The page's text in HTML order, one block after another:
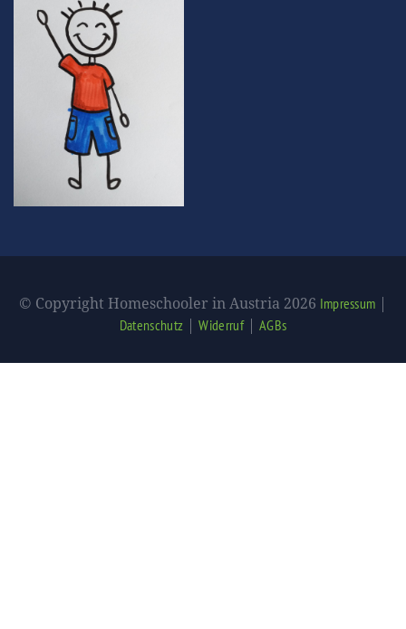
© Copyright Homeschooler in Austria 2026 Impressum |
Datenschutz |Widerruf| AGBs